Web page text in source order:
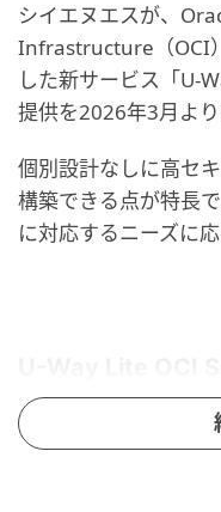
シイエヌエスが、
Infrastructure（OCI
した新サービス「U-
提供を2026年3月より
個別設計なしに高セ
構築できる点が特長
に対応するニーズに